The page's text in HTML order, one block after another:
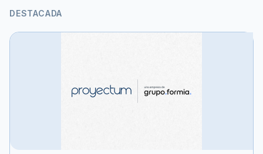
DESTACADA